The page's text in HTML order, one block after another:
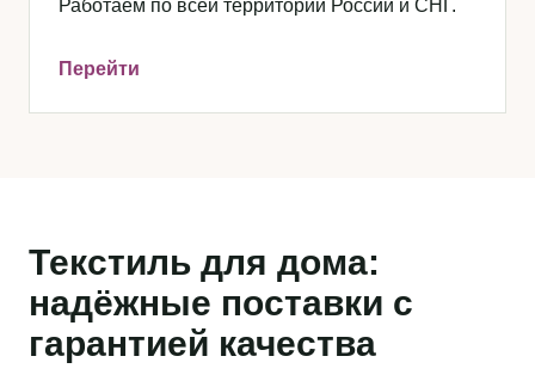
Работаем по всей территории России и СНГ.
Перейти
Текстиль для дома:
надёжные поставки с
гарантией качества